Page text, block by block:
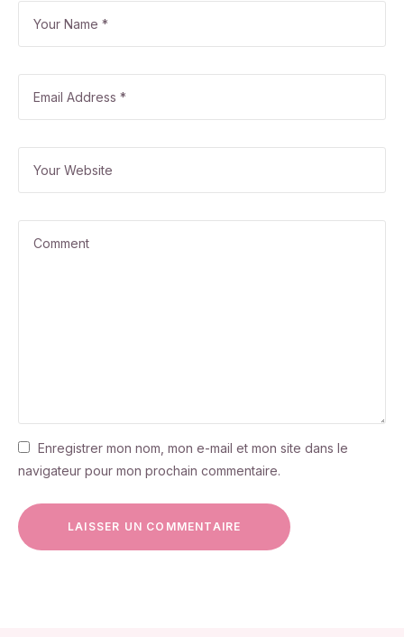
Enregistrer mon nom, mon e-mail et mon site dans le
navigateur pour mon prochain commentaire.